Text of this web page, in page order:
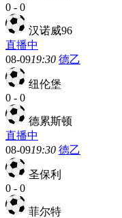
0 - 0
汉诺威96
直播中
08-0919:30 德乙
纽伦堡
0 - 0
德累斯顿
直播中
08-0919:30 德乙
圣保利
0 - 0
菲尔特